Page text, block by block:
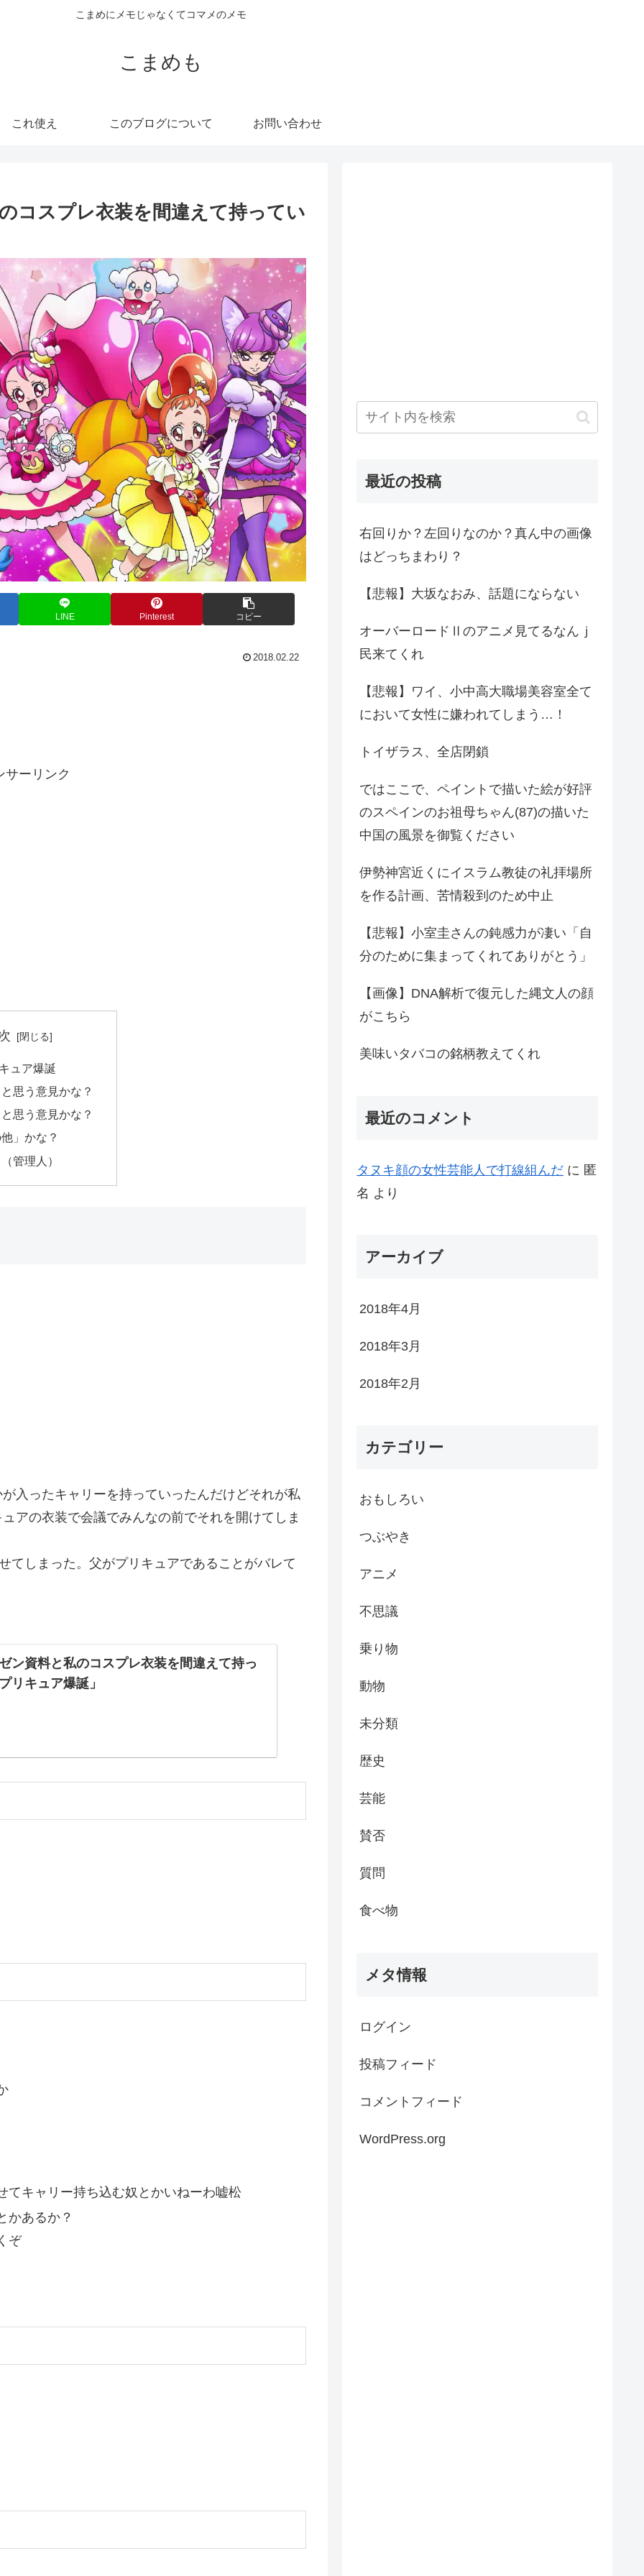
こまめにメモじゃなくてコマメのメモ
こまめも
これ使え このブログについて お問い合わせ
コスプレ衣装を間違えて持ってい
LINE Pinterest コピー
2018.02.22
サーリンク
ュア爆誕
思う意見かな？
思う意見かな？
」かな？
管理人）
入ったキャリーを持っていったんだけどそれが私
アの衣装で会議でみんなの前でそれを開けてしま
てしまった。父がプリキュアであることがバレて
ン資料と私のコスプレ衣装を間違えて持っ
リキュア爆誕」
てキャリー持ち込む奴とかいねーわ嘘松
かあるか？
ぞ
最近の投稿
右回りか？左回りなのか？真ん中の画像
はどっちまわり？
【悲報】大坂なおみ、話題にならない
オーバーロードⅡのアニメ見てるなんｊ
民来てくれ
【悲報】ワイ、小中高大職場美容室全て
において女性に嫌われてしまう…！
トイザラス、全店閉鎖
ではここで、ペイントで描いた絵が好評
のスペインのお祖母ちゃん(87)の描いた
中国の風景を御覧ください
伊勢神宮近くにイスラム教徒の礼拝場所
を作る計画、苦情殺到のため中止
【悲報】小室圭さんの鈍感力が凄い「自
分のために集まってくれてありがとう」
【画像】DNA解析で復元した縄文人の顔
がこちら
美味いタバコの銘柄教えてくれ
最近のコメント
タヌキ顔の女性芸能人で打線組んだ に 匿
名 より
アーカイブ
2018年4月
2018年3月
2018年2月
カテゴリー
おもしろい
つぶやき
アニメ
不思議
乗り物
動物
未分類
歴史
芸能
賛否
質問
食べ物
メタ情報
ログイン
投稿フィード
コメントフィード
WordPress.org